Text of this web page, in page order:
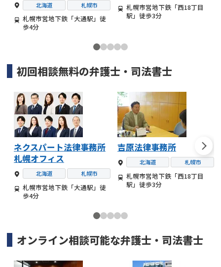
北海道 札幌市
札幌市営地下鉄「大通駅」徒
歩4分
札幌市営地下鉄「西18丁目
駅」徒歩3分
初回相談無料の弁護士・司法書士
ネクスパート法律事務所
札幌オフィス
北海道 札幌市
札幌市営地下鉄「大通駅」徒
歩4分
吉原法律事務所
北海道 札幌市
札幌市営地下鉄「西18丁目
駅」徒歩3分
オンライン相談可能な弁護士・司法書士